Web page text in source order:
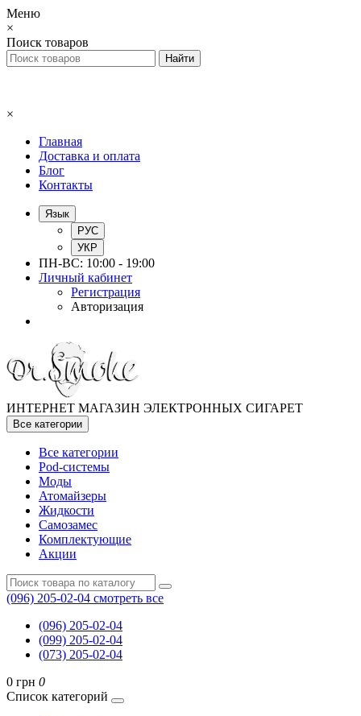
Меню
×
Поиск товаров
×
Главная
Доставка и оплата
Блог
Контакты
Язык
РУС
УКР
ПН-ВС: 10:00 - 19:00
Личный кабинет
Регистрация
Авторизация
ИНТЕРНЕТ МАГАЗИН ЭЛЕКТРОННЫХ СИГАРЕТ
Все категории
Все категории
Pod-системы
Моды
Атомайзеры
Жидкости
Самозамес
Комплектующие
Акции
(096) 205-02-04 смотреть все
(096) 205-02-04
(099) 205-02-04
(073) 205-02-04
0 грн 0
Список категорий